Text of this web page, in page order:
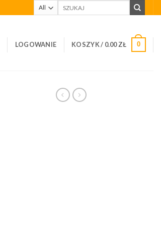
LOGOWANIE KOSZYK / 0.00ZŁ 0